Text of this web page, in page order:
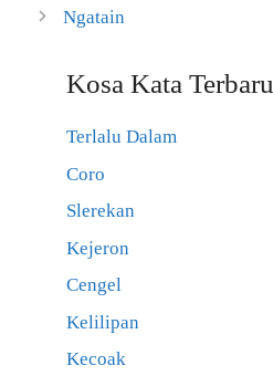
Ngatain
Kosa Kata Terbaru
Terlalu Dalam
Coro
Slerekan
Kejeron
Cengel
Kelilipan
Kecoak